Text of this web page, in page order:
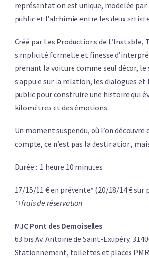
représentation est unique, modelée par
public et l’alchimie entre les deux
Créé par Les Productions de L’Instable,
simplicité formelle et finesse
prenant la voiture comme seul décor, le
s’appuie sur la relation, les dialogues et
public pour construire une histoire qui
kilomètres et des émotions.
Un moment suspendu, où l’on découvre
compte, ce n’est pas la destination,
Durée : 1 heure 10 minutes
17/15/11 € en prévente* (20/18/14 € sur
*+frais de réservation
MJC Pont des Demoiselles
63 bis Av. Antoine de Saint-Exupéry,
Stationnement, toilettes et places PMR